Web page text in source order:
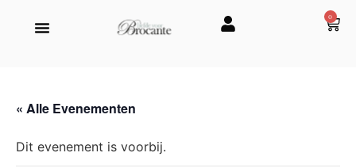
0
« Alle Evenementen
Dit evenement is voorbij.